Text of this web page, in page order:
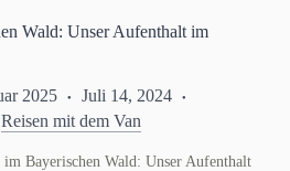
Wald: Unser Aufenthalt im
2025
Juli 14, 2024
Reisen mit dem Van
Bayerischen Wald: Unser Aufenthalt